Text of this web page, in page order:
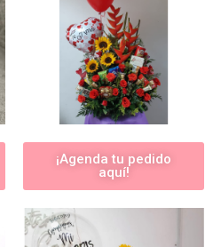
¡Agenda tu pedido
aquí!